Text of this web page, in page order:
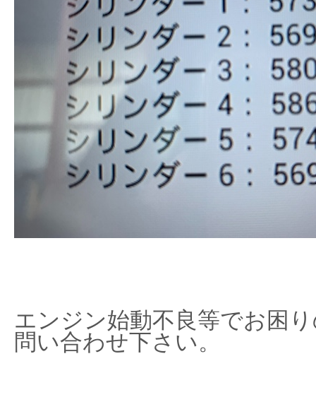
エンジン始動不良等でお困
問い合わせ下さい。